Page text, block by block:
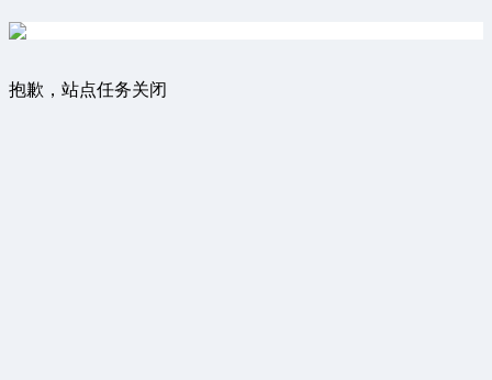
抱歉，站点任务关闭